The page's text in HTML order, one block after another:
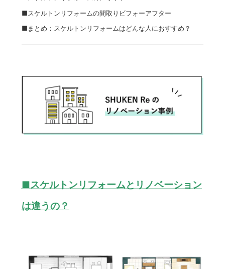
■スケルトンリフォームの間取りビフォーアフター
■まとめ：スケルトンリフォームはどんな人におすすめ？
■スケルトンリフォームとリノベーション
は違うの？